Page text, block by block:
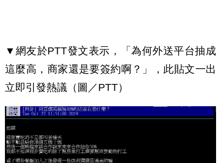
▼網友於PTT發文表示，「為何外送平台抽成
這麼高，商家還是要簽約啊？」，此貼文一出
立即引發熱議（圖／PTT）